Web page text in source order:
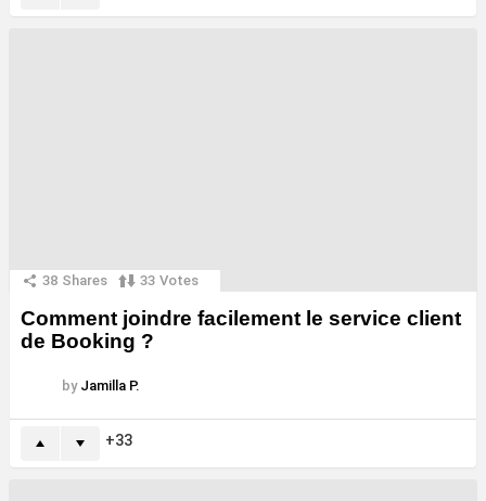
38 Shares 33 Votes
Comment joindre facilement le service client
de Booking ?
by Jamilla P.
33